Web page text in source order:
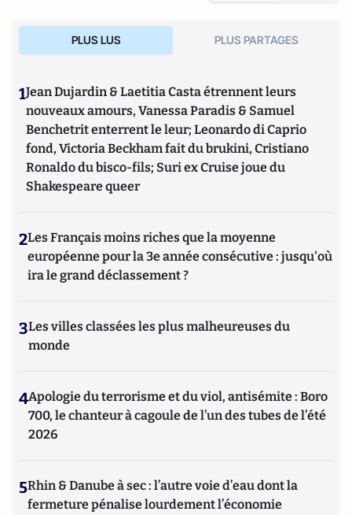
PLUS LUS PLUS PARTAGES
1Jean Dujardin & Laetitia Casta étrennent leurs
nouveaux amours, Vanessa Paradis & Samuel
Benchetrit enterrent le leur; Leonardo di Caprio
fond, Victoria Beckham fait du brukini, Cristiano
Ronaldo du bisco-fils; Suri ex Cruise joue du
Shakespeare queer
2Les Français moins riches que la moyenne
européenne pour la 3e année consécutive : jusqu'où
ira le grand déclassement ?
3Les villes classées les plus malheureuses du
monde
4Apologie du terrorisme et du viol, antisémite : Boro
700, le chanteur à cagoule de l’un des tubes de l’été
2026
5Rhin & Danube à sec : l’autre voie d’eau dont la
fermeture pénalise lourdement l’économie